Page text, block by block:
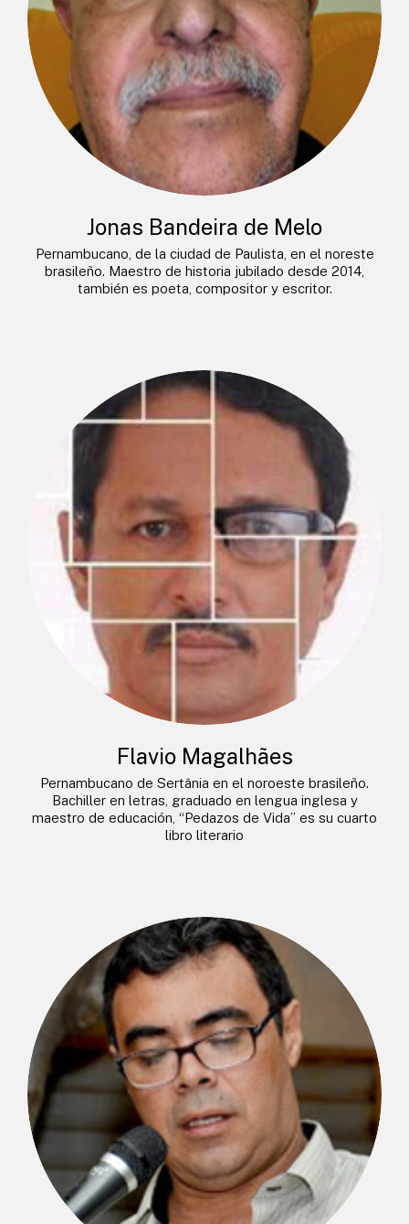
Jonas Bandeira de Melo
Pernambucano, de la ciudad de Paulista, en el noreste
brasileño. Maestro de historia jubilado desde 2014,
también es poeta, compositor y escritor.
Flavio Magalhães
Pernambucano de Sertânia en el noroeste brasileño.
Bachiller en letras, graduado en lengua inglesa y
maestro de educación, “Pedazos de Vida” es su cuarto
libro literario